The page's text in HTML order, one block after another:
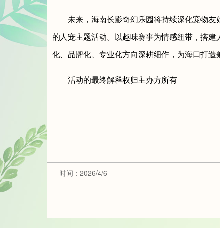
未来，海南长影奇幻乐园将持续深化宠物
的人宠主题活动。以趣味赛事为情感纽带，搭
化、品牌化、专业化方向深耕细作，为海口打
活动的最终解释权归主办方所有
时间：2026/4/6